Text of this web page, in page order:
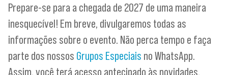
Prepare-se para a chegada de 2027 de uma maneira
inesquecível! Em breve, divulgaremos todas as
informações sobre o evento. Não perca tempo e faça
parte dos nossos Grupos Especiais no WhatsApp.
Assim, você terá acesso antecipado às novidades,